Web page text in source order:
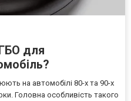
для
на автомобілі 80-х та 90-х
Головна особливість такого